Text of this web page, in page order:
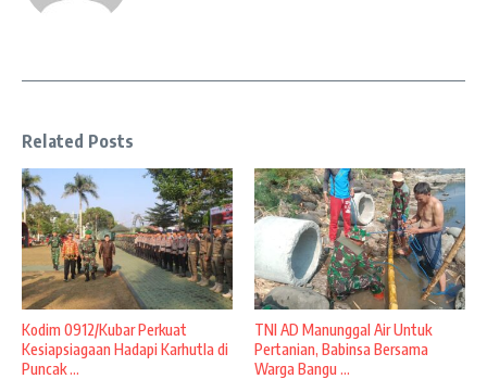
Related Posts
Kodim 0912/Kubar Perkuat
Kesiapsiagaan Hadapi Karhutla di
Puncak ...
TNI AD Manunggal Air Untuk
Pertanian, Babinsa Bersama
Warga Bangu ...